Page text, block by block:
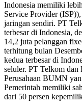
Indonesia memiliki
Service Provider
jaringan sendiri. PT
terbesar di Indonesia,
14,2 juta pelanggan
terhitung bulan
kedua terbesar di
seluler. PT Telkom dan
Perusahaan BUMN
Pemerintah memiliki
dari 50 persen